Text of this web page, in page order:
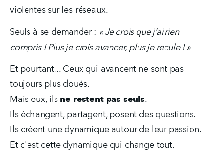
violentes sur les réseaux.
Seuls à se demander : « Je crois que j’ai rien
compris ! Plus je crois avancer, plus je recule ! »
Et pourtant... Ceux qui avancent ne sont pas
toujours plus doués.
Mais eux, ils ne restent pas seuls.
Ils échangent, partagent, posent des questions.
Ils créent une dynamique autour de leur passion.
Et c'est cette dynamique qui change tout.